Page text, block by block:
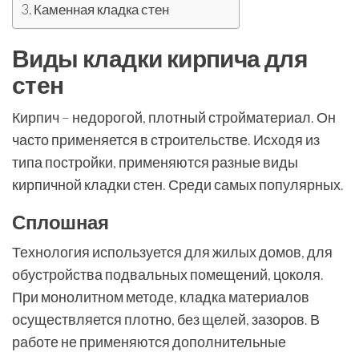
Каменная кладка стен
Виды кладки кирпича для
стен
Кирпич – недорогой, плотный стройматериал. Он
часто применяется в строительстве. Исходя из
типа постройки, применяются разные виды
кирпичной кладки стен. Среди самых популярных.
Сплошная
Технология используется для жилых домов, для
обустройства подвальных помещений, цоколя.
При монолитном методе, кладка материалов
осуществляется плотно, без щелей, зазоров. В
работе не применяются дополнительные